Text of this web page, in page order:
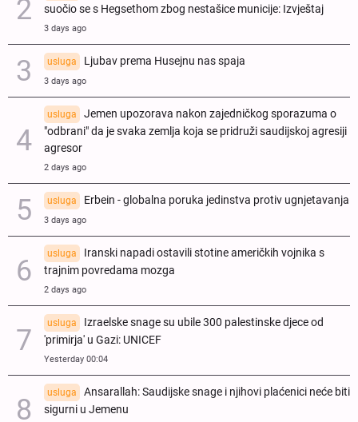
suočio se s Hegsethom zbog nestašice municije: Izvještaj
3 days ago
usluga Ljubav prema Husejnu nas spaja
3 days ago
usluga
Jemen upozorava nakon zajedničkog sporazuma o
"odbrani" da je svaka zemlja koja se pridruži saudijskoj agresiji
agresor
2 days ago
usluga Erbein - globalna poruka jedinstva protiv ugnjetavanja
3 days ago
usluga
Iranski napadi ostavili stotine američkih vojnika s
trajnim povredama mozga
2 days ago
usluga
Izraelske snage su ubile 300 palestinske djece od
'primirja' u Gazi: UNICEF
Yesterday 00:04
usluga
Ansarallah: Saudijske snage i njihovi plaćenici neće biti
sigurni u Jemenu